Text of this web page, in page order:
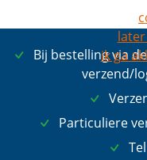
Bij bestelling via
verzend/
Particuliere
Tel
ik ga